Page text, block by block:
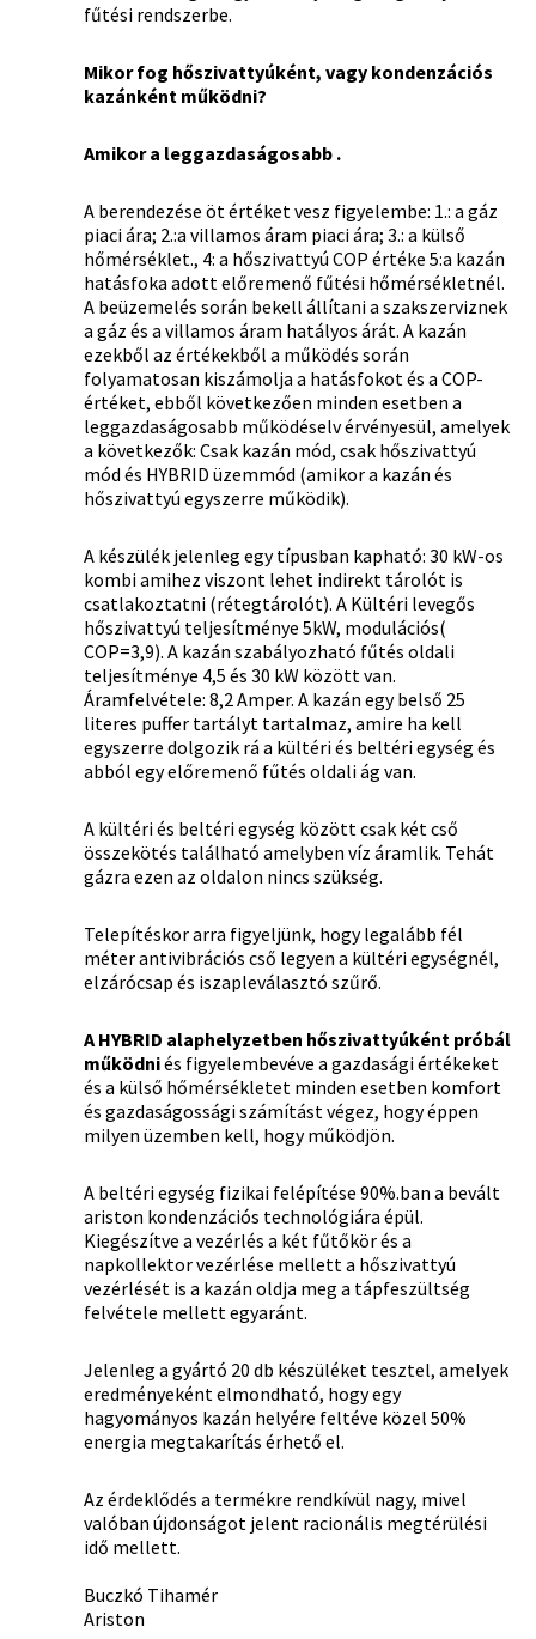
fűtési rendszerbe.
Mikor fog hőszivattyúként, vagy kondenzációs
kazánként működni?
Amikor a leggazdaságosabb .
A berendezése öt értéket vesz figyelembe: 1.: a gáz
piaci ára; 2.:a villamos áram piaci ára; 3.: a külső
hőmérséklet., 4: a hőszivattyú COP értéke 5:a kazán
hatásfoka adott előremenő fűtési hőmérsékletnél.
A beüzemelés során bekell állítani a szakszerviznek
a gáz és a villamos áram hatályos árát. A kazán
ezekből az értékekből a működés során
folyamatosan kiszámolja a hatásfokot és a COP-
értéket, ebből következően minden esetben a
leggazdaságosabb működéselv érvényesül, amelyek
a következők: Csak kazán mód, csak hőszivattyú
mód és HYBRID üzemmód (amikor a kazán és
hőszivattyú egyszerre működik).
A készülék jelenleg egy típusban kapható: 30 kW-os
kombi amihez viszont lehet indirekt tárolót is
csatlakoztatni (rétegtárolót). A Kültéri levegős
hőszivattyú teljesítménye 5kW, modulációs(
COP=3,9). A kazán szabályozható fűtés oldali
teljesítménye 4,5 és 30 kW között van.
Áramfelvétele: 8,2 Amper. A kazán egy belső 25
literes puffer tartályt tartalmaz, amire ha kell
egyszerre dolgozik rá a kültéri és beltéri egység és
abból egy előremenő fűtés oldali ág van.
A kültéri és beltéri egység között csak két cső
összekötés található amelyben víz áramlik. Tehát
gázra ezen az oldalon nincs szükség.
Telepítéskor arra figyeljünk, hogy legalább fél
méter antivibrációs cső legyen a kültéri egységnél,
elzárócsap és iszapleválasztó szűrő.
A HYBRID alaphelyzetben hőszivattyúként próbál
működniés figyelembevéve a gazdasági értékeket
és a külső hőmérsékletet minden esetben komfort
és gazdaságossági számítást végez, hogy éppen
milyen üzemben kell, hogy működjön.
A beltéri egység fizikai felépítése 90%.ban a bevált
ariston kondenzációs technológiára épül.
Kiegészítve a vezérlés a két fűtőkör és a
napkollektor vezérlése mellett a hőszivattyú
vezérlését is a kazán oldja meg a tápfeszültség
felvétele mellett egyaránt.
Jelenleg a gyártó 20 db készüléket tesztel, amelyek
eredményeként elmondható, hogy egy
hagyományos kazán helyére feltéve közel 50%
energia megtakarítás érhető el.
Az érdeklődés a termékre rendkívül nagy, mivel
valóban újdonságot jelent racionális megtérülési
idő mellett.
Buczkó Tihamér
Ariston